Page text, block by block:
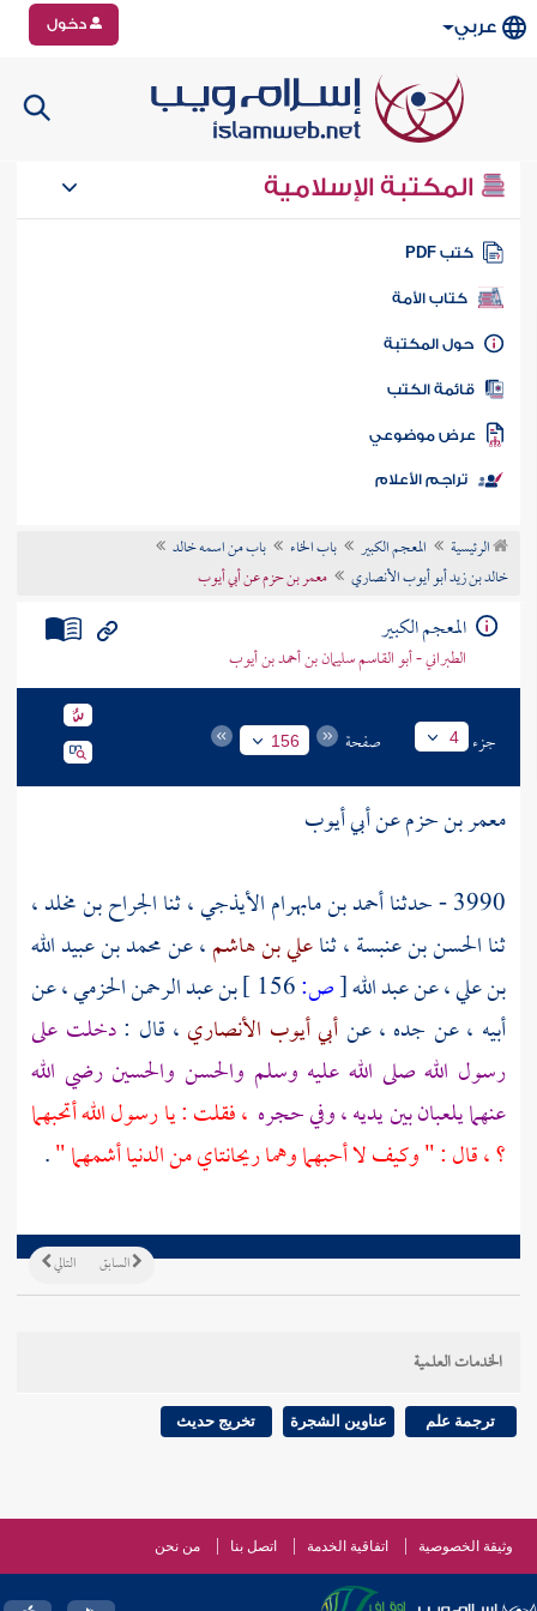
عربي دخول
المكتبة الإسلامية
كتب PDF
كتاب الأمة
المكتبة
الكتب
موضوعي
تراجم الأعلام
الرئيسية المعجم الكبير باب الخاء
باب من اسمه خالد
خالد بن زيد أبو أيوب الأنصاري
معمر بن حزم عن أبي أيوب
المعجم الكبير
الطبراني - أبو القاسم سليمان بن أحمد بن أيوب
جزء 4 صفحة 156
معمر بن حزمعنأبي أيوب
3990 - حدثنا
أحمد بن مابهرام الأيذجي، ثناالجراح بن مخلد،
ثناالحسن بن عنبسة، ثناعلي بن هاشم، عنمحمد بن عبيد الله
بن علي، عنعبد الله[ص: بن عبد الرحمن الحزمي، عن
أبيه ، عن جده ، عنأبي أيوب الأنصاري ، قال :دخلت على
رسول الله صلى الله عليه وسلم والحسن والحسينرضي الله
عنهما يلعبان بين يديه ، وفي حجره ، فقلت : يا رسول الله أتحبهما
؟ ، قال : " وكيف لا أحبهما وهما ريحانتاي من الدنيا أشمهما ".
التالي السابق
الخدمات العلمية
ترجمة علم عناوين الشجرة تخريج حديث
وثيقة الخصوصية اتفاقية الخدمة اتصل بنا من نحن